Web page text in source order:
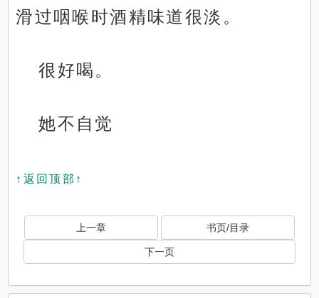
滑过咽喉时酒精味道很淡。
很好喝。
她不自觉
↑返回顶部↑
上一章 书页/目录
下一页